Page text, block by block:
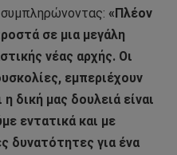
«Πλέον
σε μια μεγάλη
νέας αρχής. Οι
εμπεριέχουν
δική μας δουλειά είναι
εντατικά και με
δυνατότητες για ένα